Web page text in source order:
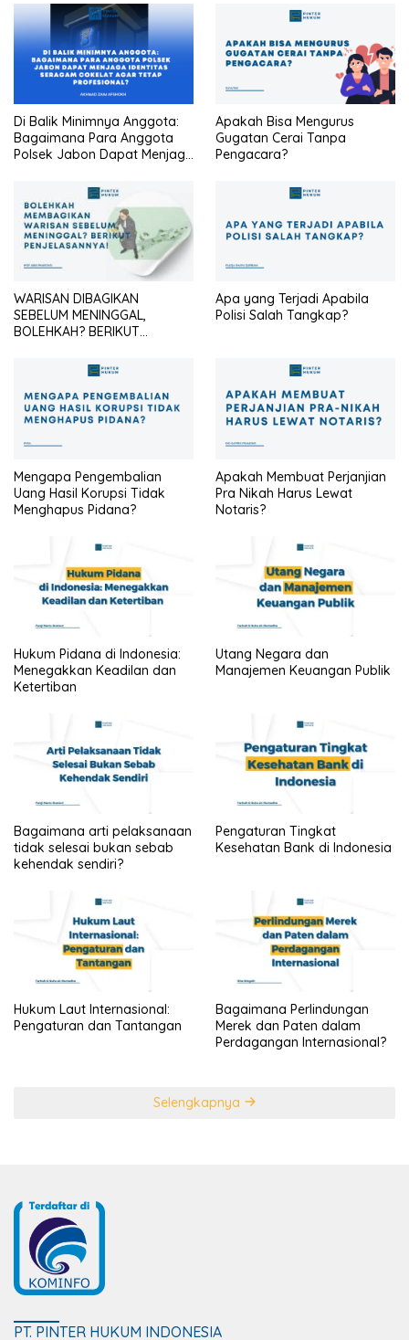
Di Balik Minimnya Anggota:
Bagaimana Para Anggota
Polsek Jabon Dapat Menjaga
Agar Tetap Profesional?
Apakah Bisa Mengurus
Gugatan Cerai Tanpa
Pengacara?
WARISAN DIBAGIKAN
SEBELUM MENINGGAL,
BOLEHKAH? BERIKUT
Apa yang Terjadi Apabila
Polisi Salah Tangkap?
Mengapa Pengembalian
Uang Hasil Korupsi Tidak
Menghapus Pidana?
Apakah Membuat Perjanjian
Pra Nikah Harus Lewat
Notaris?
Hukum Pidana di Indonesia:
Menegakkan Keadilan dan
Ketertiban
Utang Negara dan
Manajemen Keuangan Publik
Bagaimana arti pelaksanaan
tidak selesai bukan sebab
kehendak sendiri?
Pengaturan Tingkat
Kesehatan Bank di Indonesia
Hukum Laut Internasional:
Pengaturan dan Tantangan
Bagaimana Perlindungan
Merek dan Paten dalam
Perdagangan Internasional?
Selengkapnya
PT. PINTER HUKUM INDONESIA